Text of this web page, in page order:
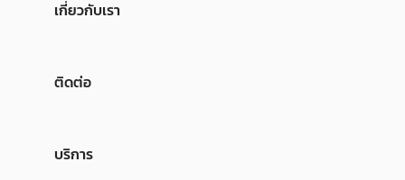
เกี่ยวกับเรา
ติดต่อ
บริการ